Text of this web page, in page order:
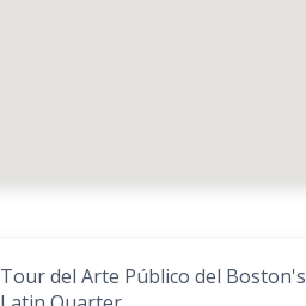
Tour del Arte Público del Boston's